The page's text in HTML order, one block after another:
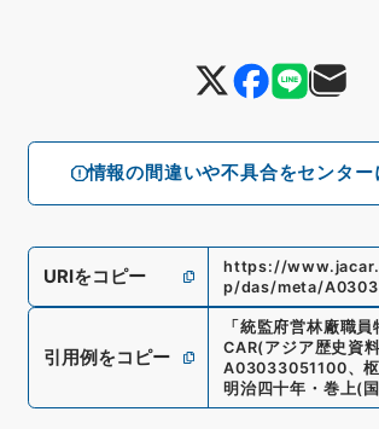
情報の間違いや不具合をセンター
URIをコピー
https://
p/das/meta/
引用例をコピー
「 統監府営林廠職員
CAR(アジア歴史資
A03033051100、
明治四十年・巻上(